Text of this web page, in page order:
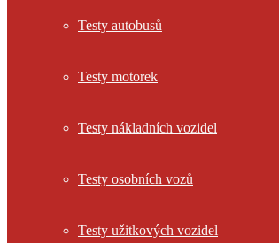
Testy autobusů
Testy motorek
Testy nákladních vozidel
Testy osobních vozů
Testy užitkových vozidel